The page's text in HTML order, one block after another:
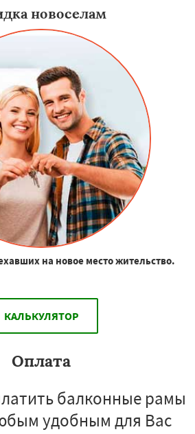
новоселам
на новое место жительство.
КАЛЬКУЛЯТОР
Оплата
балконные рамы
удобным для Вас